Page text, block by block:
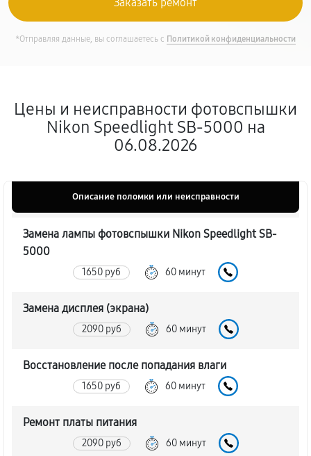
*Отправляя данные, вы соглашаетесь с Политикой конфиденциальности
Цены и неисправности фотовспышки
Nikon Speedlight SB-5000 на
06.08.2026
Описание поломки или неисправности
Замена лампы фотовспышки Nikon Speedlight SB-
5000
1650 руб 60 минут
Замена дисплея (экрана)
2090 руб 60 минут
Восстановление после попадания влаги
1650 руб 60 минут
Ремонт платы питания
2090 руб 60 минут